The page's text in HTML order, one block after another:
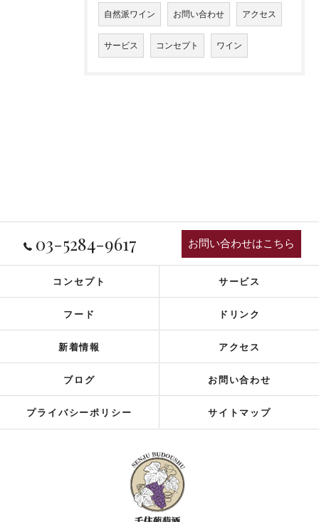
自然派ワイン お問い合わせ アクセス
サービス コンセプト ワイン
03-5284-9617 お問い合わせはこちら
コンセプト サービス
フード ドリンク
新着情報 アクセス
ブログ お問い合わせ
プライバシーポリシー サイトマップ